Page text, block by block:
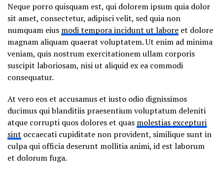
Neque porro quisquam est, qui dolorem ipsum quia dolor
sit amet, consectetur, adipisci velit, sed quia non
numquam eius modi tempora incidunt ut labore et dolore
magnam aliquam quaerat voluptatem. Ut enim ad minima
veniam, quis nostrum exercitationem ullam corporis
suscipit laboriosam, nisi ut aliquid ex ea commodi
consequatur.
At vero eos et accusamus et iusto odio dignissimos
ducimus qui blanditiis praesentium voluptatum deleniti
atque corrupti quos dolores et quas molestias excepturi
sint occaecati cupiditate non provident, similique sunt in
culpa qui officia deserunt mollitia animi, id est laborum
et dolorum fuga.